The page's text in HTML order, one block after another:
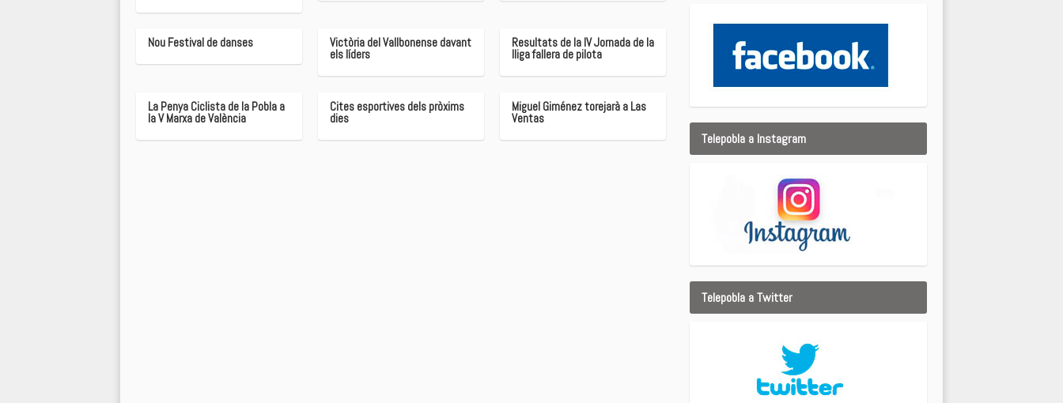
Nou Festival de danses Victòria del Vallbonense davant
els líders
Resultats de la IV Jornada de la
lliga fallera de pilota
La Penya Ciclista de la Pobla a
la V Marxa de València
Cites esportives dels pròxims
dies
Miguel Giménez torejarà a Las
Ventas
Telepobla a Instagram
Telepobla a Twitter